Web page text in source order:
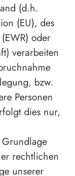
(d.h.
(EU), des
oder
verarbeiten
bzw.
Personen
dies nur,
rechtlichen
unserer